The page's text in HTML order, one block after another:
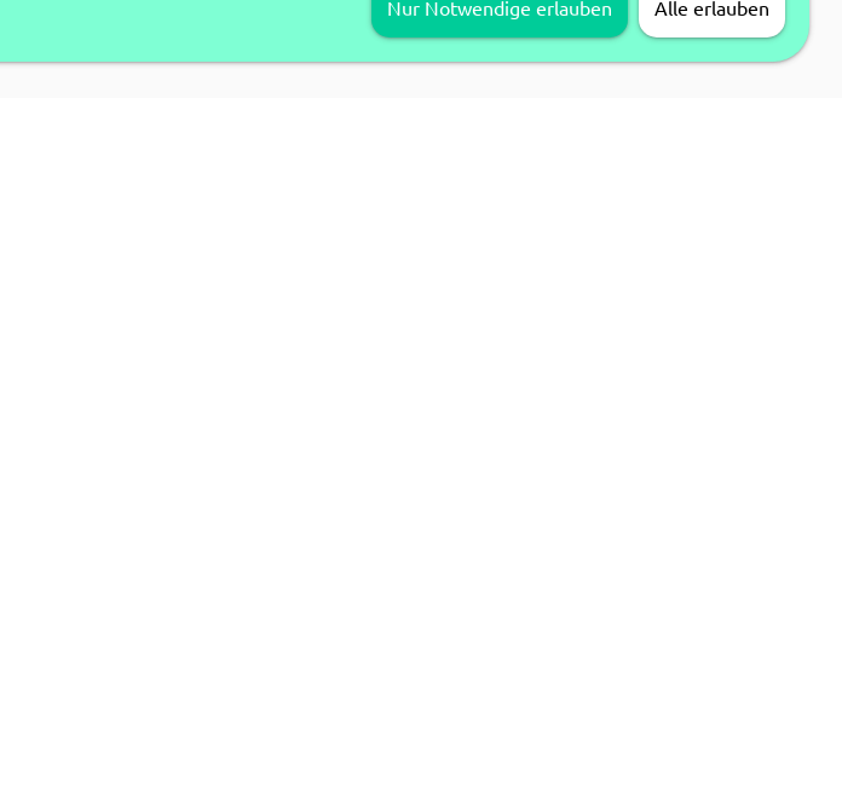
Nur Notwendige erlauben Alle erlauben